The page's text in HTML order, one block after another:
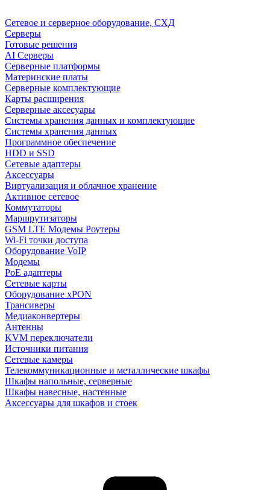
Сетевое и серверное оборудование, СХД
Cерверы
Готовые решения
AI Серверы
Серверные платформы
Материнские платы
Серверные комплектующие
Карты расширения
Серверные аксесуары
Системы хранения данных и комплектующие
Системы хранения данных
Программное обеспечение
HDD и SSD
Сетевые адаптеры
Аксессуары
Виртуализация и облачное хранение
Активное сетевое
Коммутаторы
Маршрутизаторы
GSM LTE Модемы Роутеры
Wi-Fi точки доступа
Оборудование VoIP
Модемы
PoE адаптеры
Сетевые карты
Оборудование xPON
Трансиверы
Медиаконвертеры
Антенны
KVM переключатели
Источники питания
Сетевые камеры
Телекоммуникационные и металлические шкафы
Шкафы напольные, серверные
Шкафы навесные, настенные
Аксессуары для шкафов и стоек